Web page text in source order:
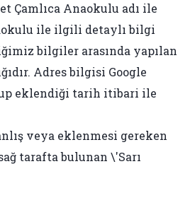
Çamlıca Anaokulu adı ile
ile ilgili detaylı bilgi
bilgiler arasında yapılan
Adres bilgisi Google
eklendiği tarih itibari ile
veya eklenmesi gereken
tarafta bulunan \'Sarı